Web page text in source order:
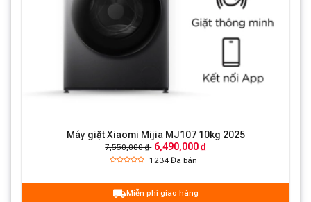
Hệ thống treo kép:Lồng giặt trên và dưới hoạt động
êm ái, giảm rung hiệu quả.
Thuật toán thông minh:Kiểm soát độ lệch tâm, tăng
Máy giặt Xiaomi Mijia MJ107 10kg 2025
7,550,000 ₫ 6,490,000 ₫
1234Đã bán
Miễn phí giao hàng